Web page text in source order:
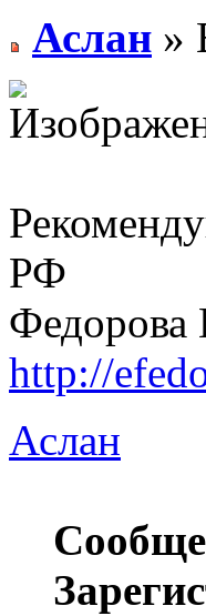
Аслан »
РФ
Федорова
http://
Аслан